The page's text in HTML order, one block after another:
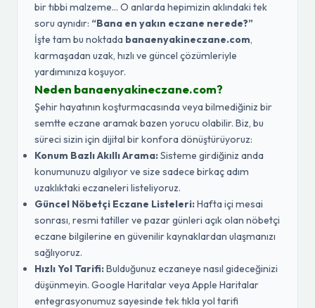
bir tıbbi malzeme... O anlarda hepimizin aklındaki tek
soru aynıdır: “Bana en yakın eczane nerede?”
İşte tam bu noktada banaenyakineczane.com,
karmaşadan uzak, hızlı ve güncel çözümleriyle
yardımınıza koşuyor.
Neden banaenyakineczane.com?
Şehir hayatının koşturmacasında veya bilmediğiniz bir
semtte eczane aramak bazen yorucu olabilir. Biz, bu
süreci sizin için dijital bir konfora dönüştürüyoruz:
Konum Bazlı Akıllı Arama:Sisteme girdiğiniz anda
konumunuzu algılıyor ve size sadece birkaç adım
uzaklıktaki eczaneleri listeliyoruz.
Güncel Nöbetçi Eczane Listeleri:Hafta içi mesai
sonrası, resmi tatiller ve pazar günleri açık olan nöbetçi
eczane bilgilerine en güvenilir kaynaklardan ulaşmanızı
sağlıyoruz.
Hızlı Yol Tarifi:Bulduğunuz eczaneye nasıl gideceğinizi
düşünmeyin. Google Haritalar veya Apple Haritalar
entegrasyonumuz sayesinde tek tıkla yol tarifi